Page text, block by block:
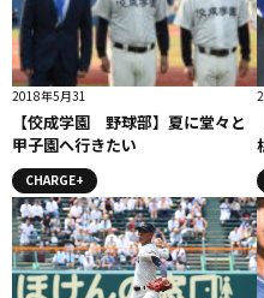
2018年5月31
【佼成学園 野球部】夏に堂々と
甲子園へ行きたい
CHARGE+